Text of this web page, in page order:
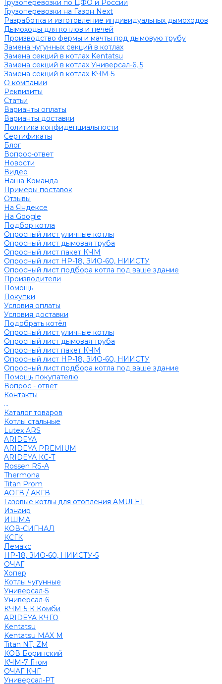
Грузоперевозки по ЦФО и России
Грузоперевозки на Газон Next
Разработка и изготовление индивидуальных дымоходов
Дымоходы для котлов и печей
Производство фермы и мачты под дымовую трубу
Замена чугунных секций в котлах
Замена секций в котлах Kentatsu
Замена секций в котлах Универсал-6, 5
Замена секций в котлах КЧМ-5
О компании
Реквизиты
Статьи
Варианты оплаты
Варианты доставки
Политика конфиденциальности
Сертификаты
Блог
Вопрос-ответ
Новости
Видео
Наша Команда
Примеры поставок
Отзывы
На Яндексе
На Google
Подбор котла
Опросный лист уличные котлы
Опросный лист дымовая труба
Опросный лист пакет КЧМ
Опросный лист НР-18, ЗИО-60, НИИСТУ
Опросный лист подбора котла под ваше здание
Производители
Помощь
Покупки
Условия оплаты
Условия доставки
Подобрать котёл
Опросный лист уличные котлы
Опросный лист дымовая труба
Опросный лист пакет КЧМ
Опросный лист НР-18, ЗИО-60, НИИСТУ
Опросный лист подбора котла под ваше здание
Помощь покупателю
Вопрос - ответ
Контакты
...
Каталог товаров
Котлы стальные
Lutex ARS
ARIDEYA
ARIDEYA PREMIUM
ARIDEYA КС-Т
Rossen RS-A
Thermona
Titan Prom
АОГВ / АКГВ
Газовые котлы для отопления AMULET
Изнаир
ИШМА
КОВ-СИГНАЛ
КСГК
Лемакс
НР-18, ЗИО-60, НИИСТУ-5
ОЧАГ
Хопер
Котлы чугунные
Универсал-5
Универсал-6
КЧМ-5-К Комби
ARIDEYA КЧГО
Kentatsu
Kentatsu MAX M
Titan NT, ZM
КОВ Боринский
КЧМ-7 Гном
ОЧАГ КЧГ
Универсал-РТ